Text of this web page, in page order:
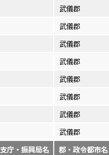
武儀郡
武儀郡
武儀郡
武儀郡
武儀郡
武儀郡
武儀郡
武儀郡
支庁・振興局名 郡・政令都市名